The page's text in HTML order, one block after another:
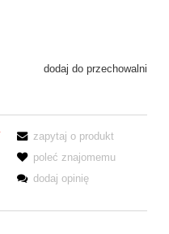
dodaj do przechowalni
zapytaj o produkt
poleć znajomemu
dodaj opinię